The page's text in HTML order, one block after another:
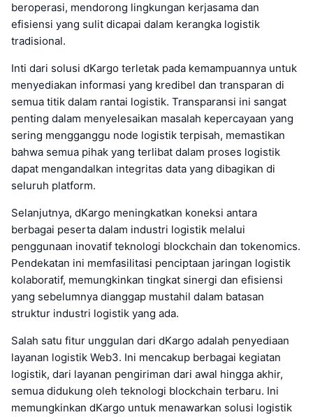
beroperasi, mendorong lingkungan kerjasama dan
efisiensi yang sulit dicapai dalam kerangka logistik
tradisional.
Inti dari solusi dKargo terletak pada kemampuannya untuk
menyediakan informasi yang kredibel dan transparan di
semua titik dalam rantai logistik. Transparansi ini sangat
penting dalam menyelesaikan masalah kepercayaan yang
sering mengganggu node logistik terpisah, memastikan
bahwa semua pihak yang terlibat dalam proses logistik
dapat mengandalkan integritas data yang dibagikan di
seluruh platform.
Selanjutnya, dKargo meningkatkan koneksi antara
berbagai peserta dalam industri logistik melalui
penggunaan inovatif teknologi blockchain dan tokenomics.
Pendekatan ini memfasilitasi penciptaan jaringan logistik
kolaboratif, memungkinkan tingkat sinergi dan efisiensi
yang sebelumnya dianggap mustahil dalam batasan
struktur industri logistik yang ada.
Salah satu fitur unggulan dari dKargo adalah penyediaan
layanan logistik Web3. Ini mencakup berbagai kegiatan
logistik, dari layanan pengiriman dari awal hingga akhir,
semua didukung oleh teknologi blockchain terbaru. Ini
memungkinkan dKargo untuk menawarkan solusi logistik